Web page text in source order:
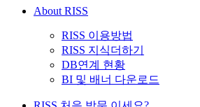
About RISS
RISS 이용방법
RISS 지식더하기
DB연계 현황
BI 및 배너 다운로드